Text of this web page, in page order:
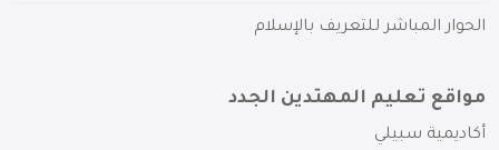
الحوار المباشر للتعريف بالإسلام
مواقع تعليم المهتدين الجدد
أكاديمية سبيلي